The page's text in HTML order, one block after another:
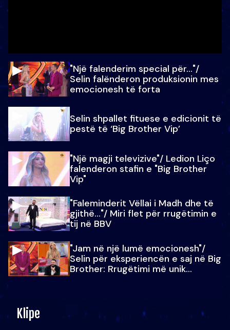
"Një falenderim special për…"/
Selin falënderon produksionin mes
emocionesh të forta
Selin shpallet fituese e edicionit të
pestë të ‘Big Brother Vip’
"Një magji televizive"/ Ledion Liço
falenderon stafin e "Big Brother
Vip"
"Faleminderit Vëllai i Madh dhe të
gjithë…"/ Miri flet për rrugëtimin e
tij në BBV
"Jam në një lumë emocionesh"/
Selin për eksperiencën e saj në Big
Brother: Rrugëtimi më unik…
Klipe